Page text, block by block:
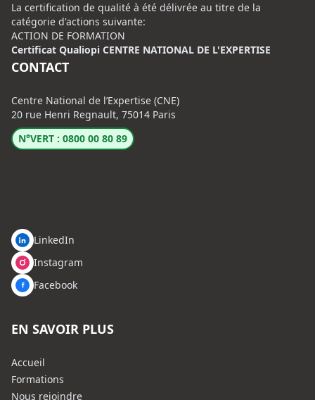
La certification de qualité à été délivrée au titre de la
catégorie d'actions suivante:
ACTION DE FORMATION
Certificat Qualiopi CENTRE NATIONAL DE L'EXPERTISE
CONTACT
Centre National de l’Expertise (CNE)
20 rue Henri Regnault, 75014 Paris
N°VERT : 0800 00 80 89
LinkedIn
Instagram
Facebook
EN SAVOIR PLUS
Accueil
Formations
Nous rejoindre